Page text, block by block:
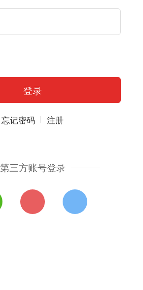
忘记密码 注册
第三方账号登录